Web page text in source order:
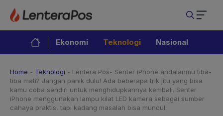
Langsung
isi
Ekonomi Teknologi Nasional
Home - Teknologi - Lentera Pos- Senter iPhone andalanmu tiba-
tiba mati? Jangan panik dulu! Ada beberapa trik jitu yang bisa
kamu coba sendiri untuk menghidupkannya kembali. Senter
iPhone menggunakan lampu kilat LED kamera sebagai sumber
cahaya praktis, tapi kadang masalah bisa muncul.